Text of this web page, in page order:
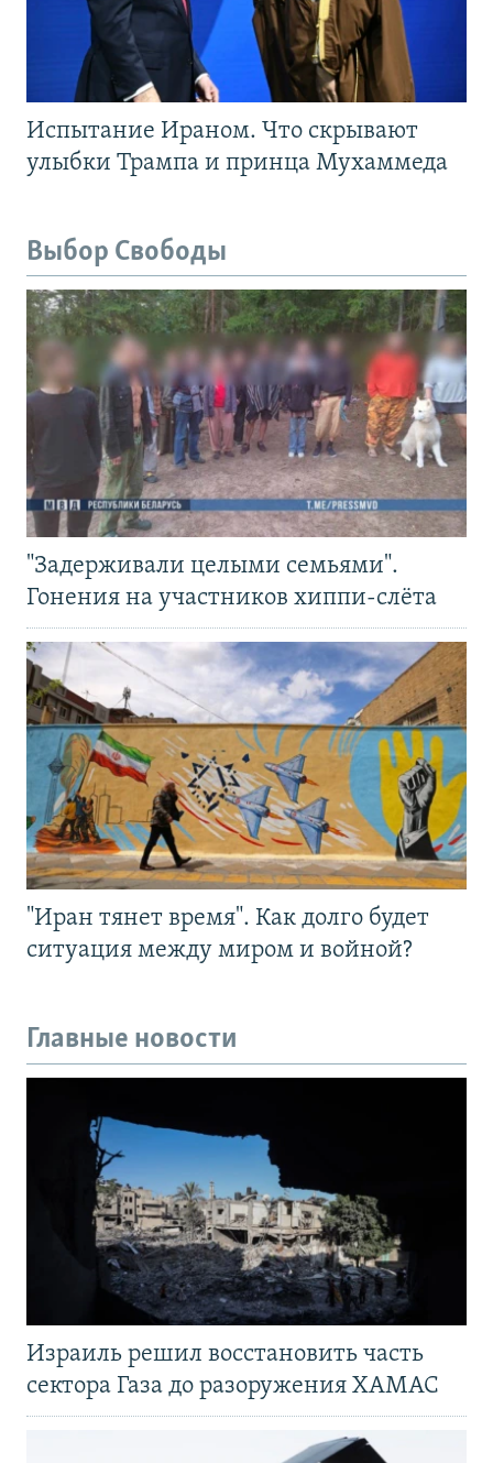
Испытание Ираном. Что скрывают
улыбки Трампа и принца Мухаммеда
Выбор Свободы
"Задерживали целыми семьями".
Гонения на участников хиппи-слёта
"Иран тянет время". Как долго будет
ситуация между миром и войной?
Главные новости
Израиль решил восстановить часть
сектора Газа до разоружения ХАМАС